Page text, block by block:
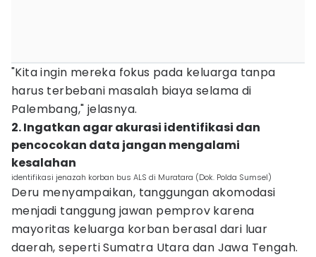
"Kita ingin mereka fokus pada keluarga tanpa
harus terbebani masalah biaya selama di
Palembang," jelasnya.
2. Ingatkan agar akurasi identifikasi dan
pencocokan data jangan mengalami
kesalahan
identifikasi jenazah korban bus ALS di Muratara (Dok. Polda Sumsel)
Deru menyampaikan, tanggungan akomodasi
menjadi tanggung jawan pemprov karena
mayoritas keluarga korban berasal dari luar
daerah, seperti Sumatra Utara dan Jawa Tengah.